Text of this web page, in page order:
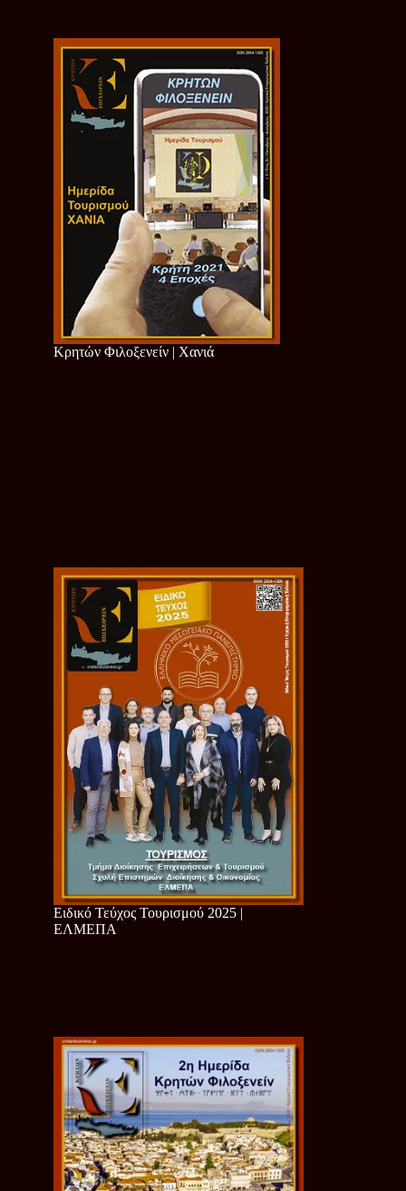
Κρητών Φιλοξενείν | Χανιά
Ειδικό Τεύχος Τουρισμού 2025 |
ΕΛΜΕΠΑ